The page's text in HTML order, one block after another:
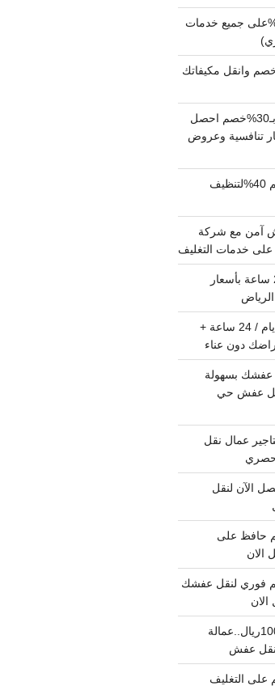
تنظيف مكيفات بالرياض بـ40%على جميع خدمات
سبليت بالرياض بـ33%خصم وانقل مكيفاتك
دينا نقل عفش داخل وخارج الرياض بـ30%خصم احصل
تنافسية وعروض
شركة تنظيف مطابخ بالرياض بـ خصم 40%لتنظيف
آمن مع شركة
نقل عفش داخل الرياض..خدمات 24 ساعة بأسعار
دينا تشيل اثاث مستعمل بالرياض 7 أيام / 24 ساعة +
دون عناء
بسهولة
نقل عفش حي
ريال فقط لتاجير عمال نقل
فقط..اتصل الآن لنقل
بـ18%خصم حافظ على
حي الملقا بـ23%خصم فوري لنقل عفشك
دينا نقل عفش شرق الرياض..خصم100ريال..عمالة
نقل عفش
بـ45%خصم على التغليف